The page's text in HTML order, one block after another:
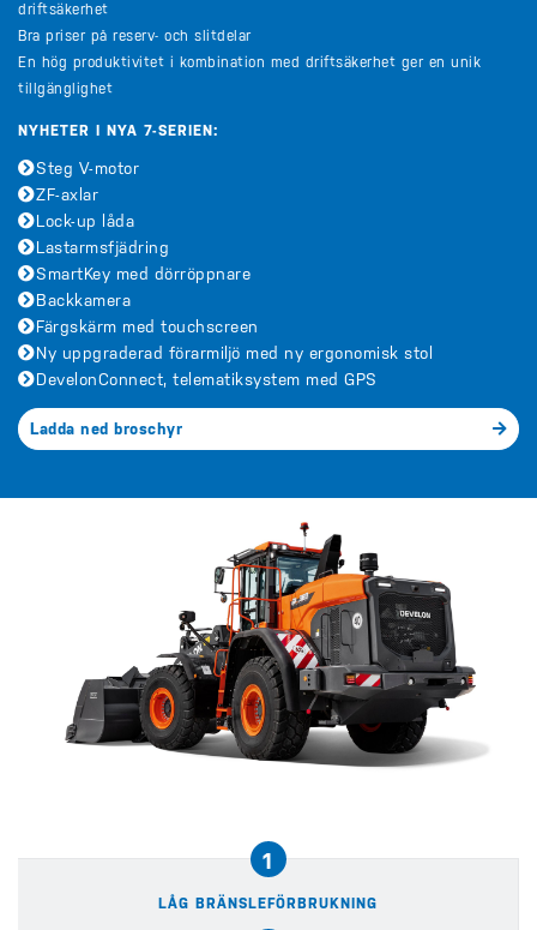
driftsäkerhet
Bra priser på reserv- och slitdelar
En hög produktivitet i kombination med driftsäkerhet ger en unik
tillgänglighet
NYHETER I NYA 7-SERIEN:
Steg V-motor
ZF-axlar
Lock-up låda
Lastarmsfjädring
SmartKey med dörröppnare
Backkamera
Färgskärm med touchscreen
Ny uppgraderad förarmiljö med ny ergonomisk stol
DevelonConnect, telematiksystem med GPS
Ladda ned broschyr
1
LÅG BRÄNSLEFÖRBRUKNING